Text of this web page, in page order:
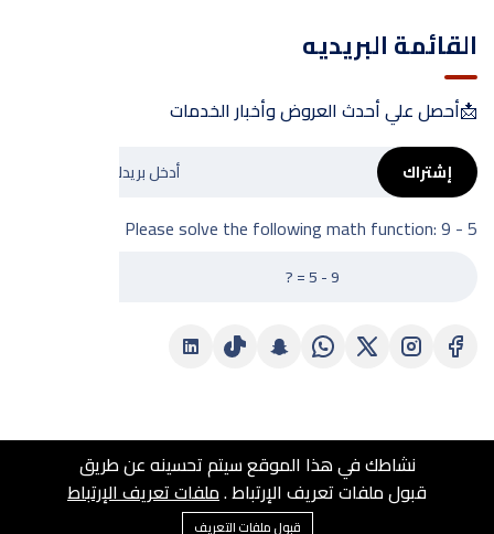
القائمة البريديه
📩أحصل علي أحدث العروض وأخبار الخدمات
Please solve the following math function: 9 - 5 = ?
إشتراك
© 2025 جميع الحقوق محفوظه فولفيا , برمجة وتطوير Arbvps
Technology
نشاطك في هذا الموقع سيتم تحسينه عن طريق
قبول ملفات تعريف الإرتباط .ملفات تعريف الإرتباط
قبول ملفات التعريف